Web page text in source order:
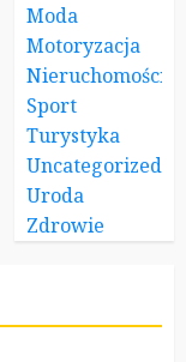
Moda
Motoryzacja
Nieruchomości
Sport
Turystyka
Uncategorized
Uroda
Zdrowie